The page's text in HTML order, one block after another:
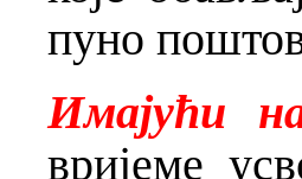
пуно
Имајући
вријеме